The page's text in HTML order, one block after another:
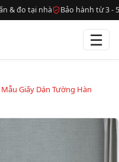
& đo tại nhà Bảo hành từ 3 -
☰
Mẫu Giấy Dán Tường Hàn